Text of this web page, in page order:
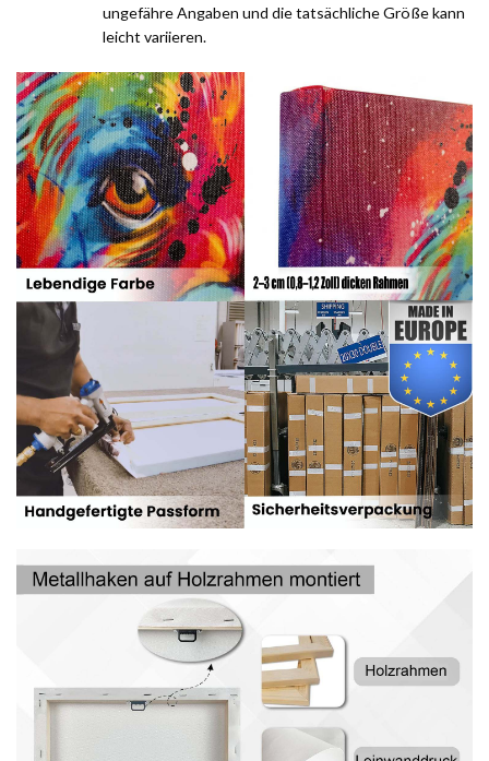
ungefähre Angaben und die tatsächliche Größe kann
leicht variieren.